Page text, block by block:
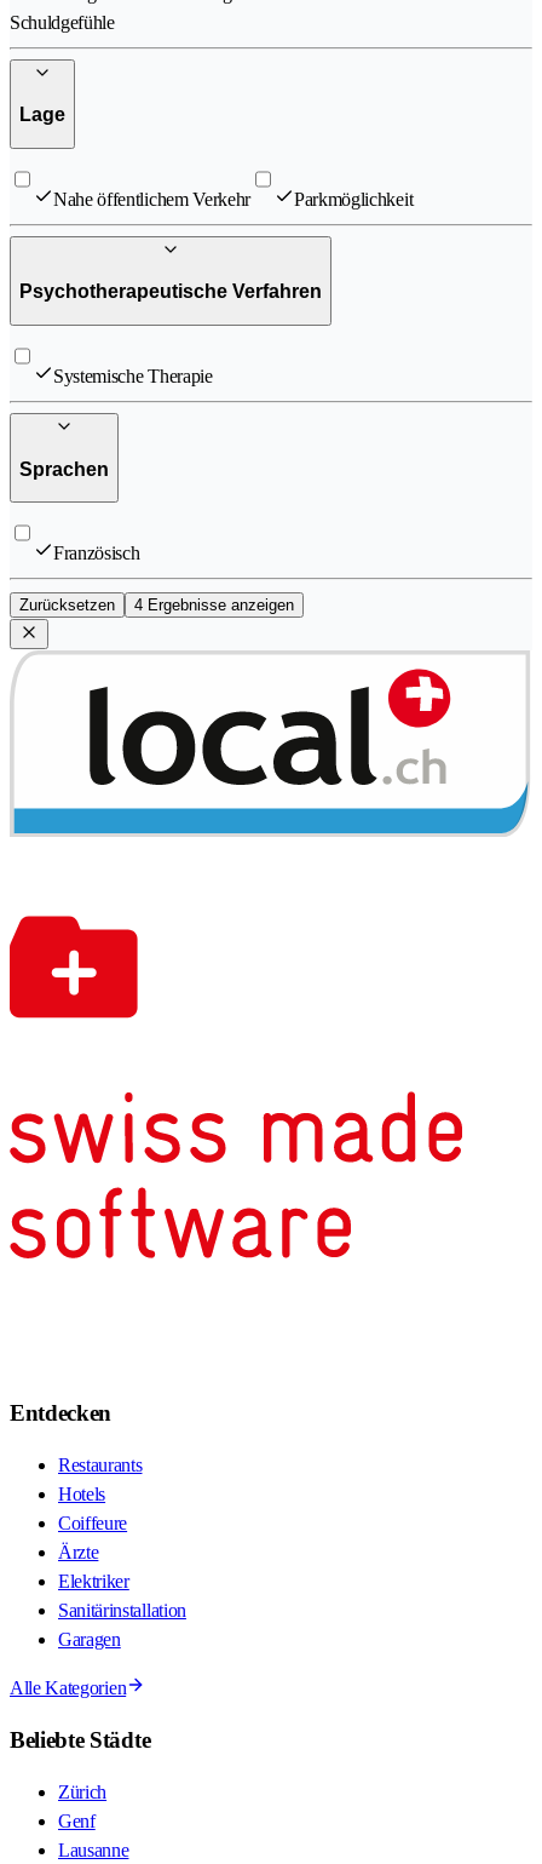
Schuldgefühle
Lage
Nahe öffentlichem Verkehr Parkmöglichkeit
Psychotherapeutische Verfahren
Systemische Therapie
Sprachen
Französisch
Zurücksetzen 4 Ergebnisse anzeigen
Entdecken
Restaurants
Hotels
Coiffeure
Ärzte
Elektriker
Sanitärinstallation
Garagen
Alle Kategorien
Beliebte Städte
Zürich
Genf
Lausanne